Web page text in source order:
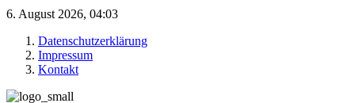
6. August 2026, 04:03
Datenschutzerklärung
Impressum
Kontakt